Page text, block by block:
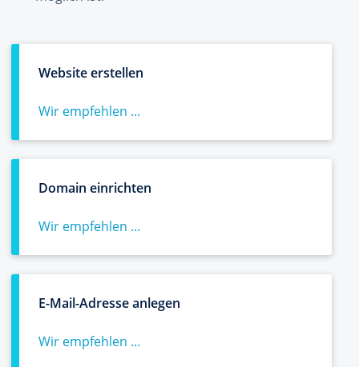
Website erstellen
Wir empfehlen ...
Domain einrichten
Wir empfehlen ...
E-Mail-Adresse anlegen
Wir empfehlen ...